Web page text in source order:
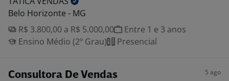
Belo Horizonte - MG
R$ 3.800,00 a R$ 5.000,00
Entre 1 e 3 anos
Ensino Médio (2º Grau)
Presencial
Consultora De Vendas 5 ago